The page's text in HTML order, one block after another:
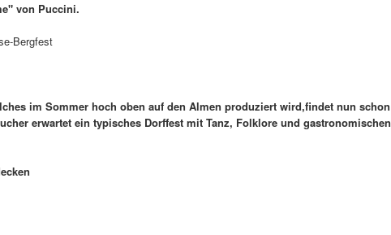
von Puccini.
Bergfest
im Sommer hoch oben auf den Almen produziert wird,findet nun schon
erwartet ein typisches Dorffest mit Tanz, Folklore und gastronomischen